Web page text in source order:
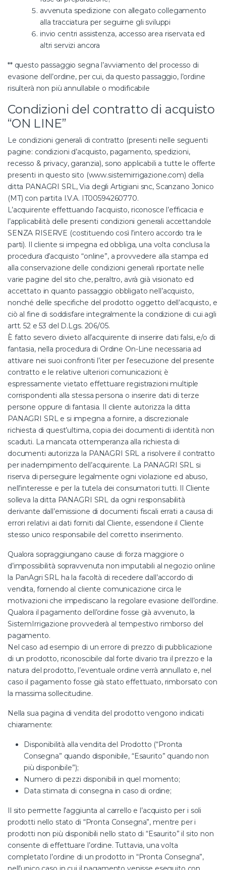
avvenuta spedizione con allegato collegamento
alla tracciatura per seguirne gli sviluppi
invio centri assistenza, accesso area riservata ed
altri servizi ancora
** questo passaggio segna l’avviamento del processo di
evasione dell’ordine, per cui, da questo passaggio, l’ordine
risulterà non più annullabile o modificabile
Condizioni del contratto di acquisto
“ON LINE”
Le condizioni generali di contratto (presenti nelle seguenti
pagine: condizioni d’acquisto, pagamento, spedizioni,
recesso & privacy, garanzia), sono applicabili a tutte le offerte
presenti in questo sito (www.sistemirrigazione.com) della
ditta PANAGRI SRL, Via degli Artigiani snc, Scanzano Jonico
(MT) con partita I.V.A. IT00594260770.
L’acquirente effettuando l’acquisto, riconosce l’efficacia e
l’applicabilità delle presenti condizioni generali accettandole
SENZA RISERVE (costituendo così l’intero accordo tra le
parti). Il cliente si impegna ed obbliga, una volta conclusa la
procedura d’acquisto “online”, a provvedere alla stampa ed
alla conservazione delle condizioni generali riportate nelle
varie pagine del sito che, peraltro, avrà già visionato ed
accettato in quanto passaggio obbligato nell’acquisto,
nonché delle specifiche del prodotto oggetto dell’acquisto, e
ciò al fine di soddisfare integralmente la condizione di cui agli
artt. 52 e 53 del D.Lgs. 206/05.
È fatto severo divieto all’acquirente di inserire dati falsi, e/o di
fantasia, nella procedura di Ordine On-Line necessaria ad
attivare nei suoi confronti l’iter per l’esecuzione del presente
contratto e le relative ulteriori comunicazioni; è
espressamente vietato effettuare registrazioni multiple
corrispondenti alla stessa persona o inserire dati di terze
persone oppure di fantasia. Il cliente autorizza la ditta
PANAGRI SRL e si impegna a fornire, a discrezionale
richiesta di quest’ultima, copia dei documenti di identità non
scaduti. La mancata ottemperanza alla richiesta di
documenti autorizza la PANAGRI SRL a risolvere il contratto
per inadempimento dell’acquirente. La PANAGRI SRL si
riserva di perseguire legalmente ogni violazione ed abuso,
nell’interesse e per la tutela dei consumatori tutti. Il Cliente
solleva la ditta PANAGRI SRL da ogni responsabilità
derivante dall’emissione di documenti fiscali errati a causa di
errori relativi ai dati forniti dal Cliente, essendone il Cliente
stesso unico responsabile del corretto inserimento.
Qualora sopraggiungano cause di forza maggiore o
d’impossibilità sopravvenuta non imputabili al negozio online
la PanAgri SRL ha la facoltà di recedere dall’accordo di
vendita, fornendo al cliente comunicazione circa le
motivazioni che impediscano la regolare evasione dell’ordine.
Qualora il pagamento dell’ordine fosse già avvenuto, la
SistemIrrigazione provvederà al tempestivo rimborso del
pagamento.
Nel caso ad esempio di un errore di prezzo di pubblicazione
di un prodotto, riconoscibile dal forte divario tra il prezzo e la
natura del prodotto, l’eventuale ordine verrà annullato e, nel
caso il pagamento fosse già stato effettuato, rimborsato con
la massima sollecitudine.
Nella sua pagina di vendita del prodotto vengono indicati
chiaramente:
Disponibilità alla vendita del Prodotto (“Pronta
Consegna” quando disponibile, “Esaurito” quando non
più disponibile”);
Numero di pezzi disponibili in quel momento;
Data stimata di consegna in caso di ordine;
Il sito permette l’aggiunta al carrello e l’acquisto per i soli
prodotti nello stato di “Pronta Consegna”, mentre per i
prodotti non più disponibili nello stato di “Esaurito” il sito non
consente di effettuare l’ordine. Tuttavia, una volta
completato l’ordine di un prodotto in “Pronta Consegna”,